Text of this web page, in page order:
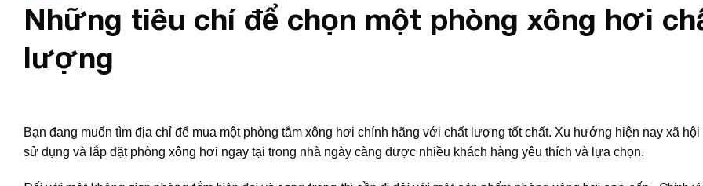
Những tiêu chí để chọn một phòng xông hơi
lượng
Bạn đang muốn tìm địa chỉ để mua một phòng tắm xông hơi chính hãng với chất lượng tốt chất. Xu hướng hiện nay xã hội
sử dụng và lắp đặt phòng xông hơi ngay tại trong nhà ngày càng được nhiều khách hàng yêu thích và lựa chọn.